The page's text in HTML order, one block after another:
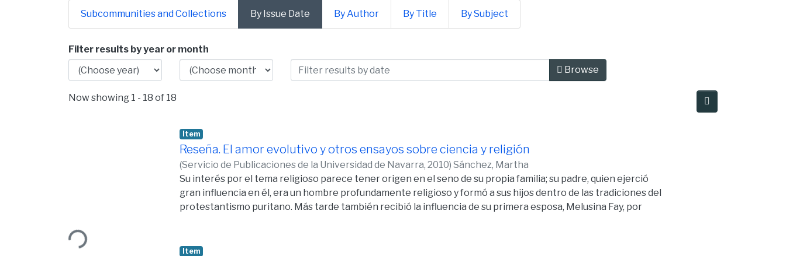
Subcommunities and Collections By Issue Date By Author By Title By Subject
Browsing Departamento de Formación Humanística by Issue Date
Filter results by year or month
Browse
Now showing 1 - 18 of 18
Loading...
Item
Reseña. El amor evolutivo y otros ensayos sobre ciencia y religión
(Servicio de Publicaciones de la Universidad de Navarra, 2010) Sánchez, Martha
Su interés por el tema religioso parece tener origen en el seno de su propia familia; su padre, quien ejerció
gran influencia en él, era un hombre profundamente religioso y formó a sus hijos dentro de las tradiciones del
protestantismo puritano. Más tarde también recibió la influencia de su primera esposa, Melusina Fay, por
Item